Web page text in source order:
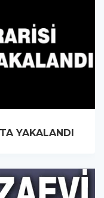
YAKALANDI